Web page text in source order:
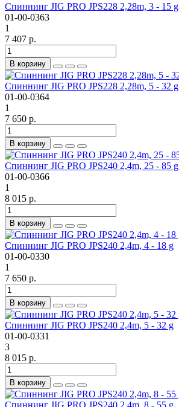
Спиннинг JIG PRO JPS228 2,28m, 3 - 15 g
01-00-0363
1
7 407 р.
В корзину
Спиннинг JIG PRO JPS228 2,28m, 5 - 32 g
01-00-0364
1
7 650 р.
В корзину
Спиннинг JIG PRO JPS240 2,4m, 25 - 85 g
01-00-0366
1
8 015 р.
В корзину
Спиннинг JIG PRO JPS240 2,4m, 4 - 18 g
01-00-0330
1
7 650 р.
В корзину
Спиннинг JIG PRO JPS240 2,4m, 5 - 32 g
01-00-0331
3
8 015 р.
В корзину
Спиннинг JIG PRO JPS240 2,4m, 8 - 55 g